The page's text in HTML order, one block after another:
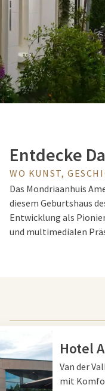
Entdecke
WO KUNST,
Das Mondriaanhuis
diesem Geburtshaus
Entwicklung als
und multimedialen
Das Mondriaanhuis
ikonischen abstrakten
Künstler, die sich von
Hotel
Van der
mit